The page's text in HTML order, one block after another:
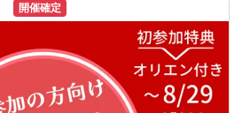
開催確定